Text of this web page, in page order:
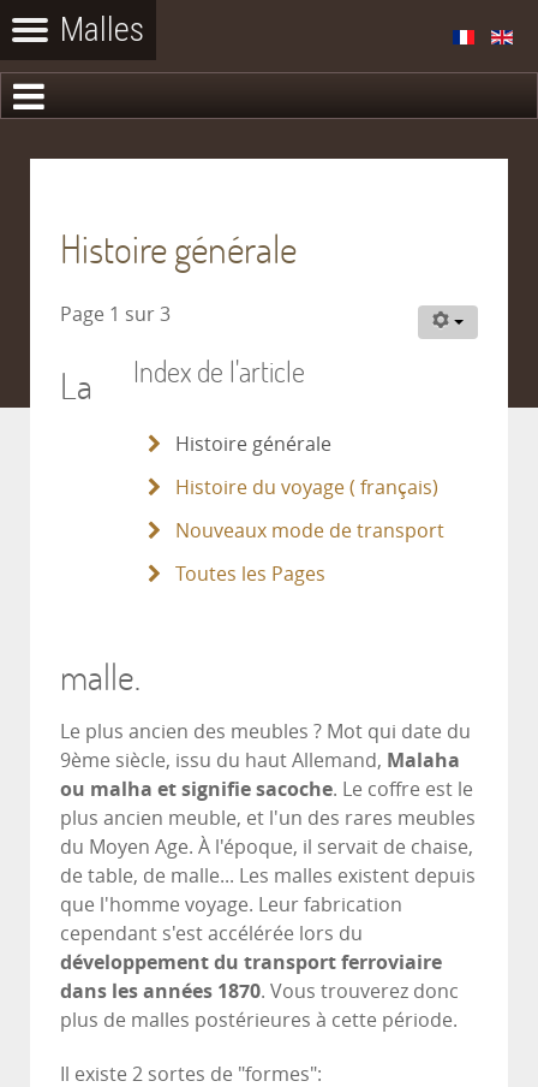
Histoire générale
Index de l'article
Histoire générale
Histoire du voyage ( français)
Nouveaux mode de transport
Toutes les Pages
Page 1 sur 3
La
malle.
Le plus ancien des meubles ? Mot qui date du
9ème siècle, issu du haut Allemand, Malaha
ou malha et signifie sacoche. Le coffre est le
plus ancien meuble, et l'un des rares meubles
du Moyen Age. À l'époque, il servait de chaise,
de table, de malle... Les malles existent depuis
que l'homme voyage. Leur fabrication
cependant s'est accélérée lors du
développement du transport ferroviaire
dans les années 1870. Vous trouverez donc
plus de malles postérieures à cette période.
Il existe 2 sortes de "formes":